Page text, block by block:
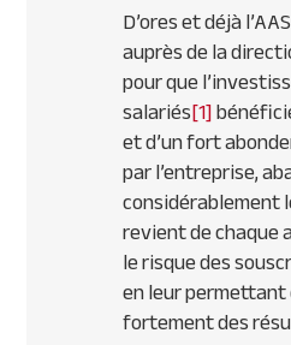
D’ores et déjà
auprès de la
pour que
salariés[1]
et d’un fort
par l’entreprise,
considérablement
revient de chaque
le risque des
en leur
fortement des